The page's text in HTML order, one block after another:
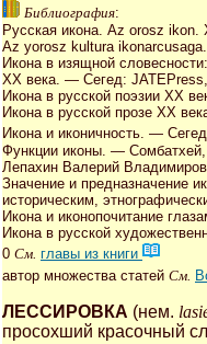
Библиография:
Русская икона. Az orosz
Az уorosz kultura
Икона в изящной
XX века. — Сегед:
Икона в русской поэзии XX
Икона в русской прозе XX
Икона и иконичность. —
Функции иконы. — Сомбатхей,
Лепахин Валерий
Значение и предназначение
историческим,
Икона и иконопочитание
Икона в русской
0 См. главы из книги
автор множества статей См.
ЛЕССИРОВКА (нем.
просохший красочный